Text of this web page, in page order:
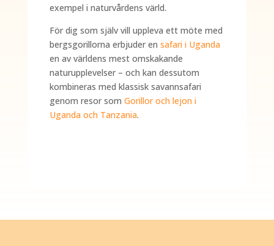
exempel i naturvårdens värld.
För dig som själv vill uppleva ett möte med
bergsgorillorna erbjuder en safari i Uganda
en av världens mest omskakande
naturupplevelser – och kan dessutom
kombineras med klassisk savannsafari
genom resor som Gorillor och lejon i
Uganda och Tanzania.